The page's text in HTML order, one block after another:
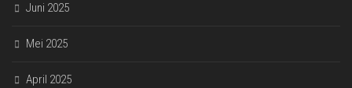
Juni 2025
Mei 2025
April 2025